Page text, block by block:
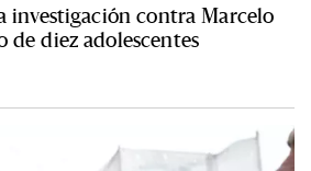
investigación contra Marcelo
de diez adolescentes